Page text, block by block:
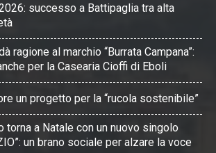
successo a Battipaglia tra alta
ragione al marchio “Burrata Campana”:
per la Casearia Cioffi di Eboli
un progetto per la “rucola sostenibile”
torna a Natale con un nuovo singolo
un brano sociale per alzare la voce